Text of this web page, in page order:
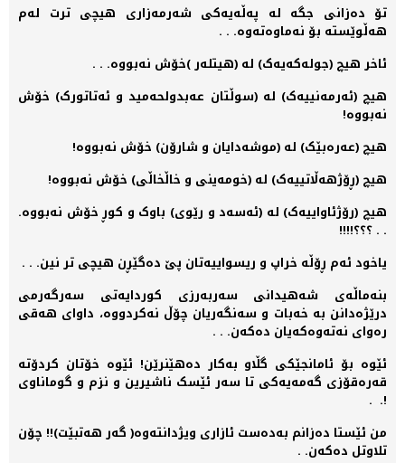
تۆ دەزانی جگە لە پەڵەیەکی شەرمەزاری ھیچی ترت لەم
ھەڵوێستە بۆ نەماوەتەوە. . .
ئاخر ھیچ (جولەکەیەک) لە (ھیتلەر )خۆش نەبووە. . .
ھیچ (ئەرمەنییەک) لە (سوڵتان عەبدولحەمید و ئەتاتورک) خۆش
نەبووە!
ھیچ (عەرەبێک) لە (موشەدایان و شارۆن) خۆش نەبووە!
ھیچ (ڕۆژھەڵاتییەک) لە (خومەینی و خاڵخاڵی) خۆش نەبووە!
ھیچ (رۆژئاواییەک) لە (ئەسەد و رێوی) باوک و کوڕ خۆش نەبووە.
. . ؟؟؟!!!!
یاخود ئەم ڕۆڵە خراپ و ریسواییەتان پێ دەگێڕن ھیچی تر نین. . .
بنەماڵەی شەھیدانی سەربەرزی کوردایەتی سەرگەرمی
درێژەدانن بە خەبات و سەنگەریان چۆڵ نەکردووە، داوای ھەقی
رەوای نەتەوەکەیان دەکەن. . .
ئێوە بۆ ئامانجێکی گڵاو بەکار دەھێنرێن! ئێوە خۆتان کردۆتە
قەرەقۆزی گەمەیەکی تا سەر ئێسک ناشیرین و نزم و گوماناوی
!. .
من ئێستا دەزانم بەدەست ئازاری ویژدانتەوە( گەر ھەتبێت)!! چۆن
تلاوتل دەکەن. .